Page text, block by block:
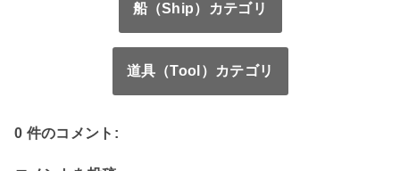
船（Ship）カテゴリ
道具（Tool）カテゴリ
0 件のコメント: